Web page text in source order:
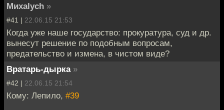
Миxalych »
#41 | 22.06.15 21:53
Когда уже наше государство: прокуратура, суд и др.
вынесут решение по подобным вопросам,
предательство и измена, в чистом виде?
Вратарь-дырка »
#42 | 22.06.15 21:54
Кому: Лепило, #39